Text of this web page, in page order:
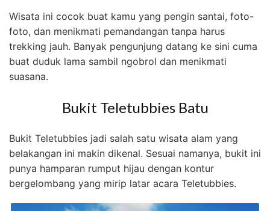
Wisata ini cocok buat kamu yang pengin santai, foto-
foto, dan menikmati pemandangan tanpa harus
trekking jauh. Banyak pengunjung datang ke sini cuma
buat duduk lama sambil ngobrol dan menikmati
suasana.
Bukit Teletubbies Batu
Bukit Teletubbies jadi salah satu wisata alam yang
belakangan ini makin dikenal. Sesuai namanya, bukit ini
punya hamparan rumput hijau dengan kontur
bergelombang yang mirip latar acara Teletubbies.